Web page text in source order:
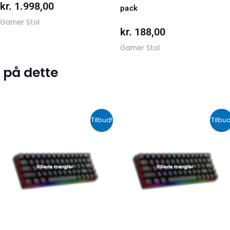
kr. 1.998,00
Gamer Stol
pack
kr. 188,00
Gamer Stol
på dette
Tilbud!
oprindelige
var:
kr. 599,00.
Den
aktuelle
kr. 399,00.
oprindelige
var:
kr. 424,00.kr.